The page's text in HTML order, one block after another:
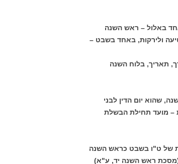
באלול – ראש השנה
ולירקות, באחד בשבט –
תאריך, בלוח השנה
שהוא יום הדין לבני
– מועד תחילת הבשלת
של ט"ו בשבט כראש השנה
ראש השנה יד, ע"א)